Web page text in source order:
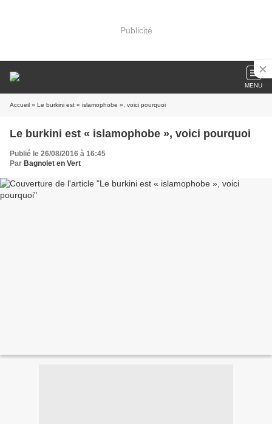
Publicité
MENU
Accueil » Le burkini est « islamophobe », voici pourquoi
Le burkini est « islamophobe », voici pourquoi
Publié le 26/08/2016 à 16:45
Par Bagnolet en Vert